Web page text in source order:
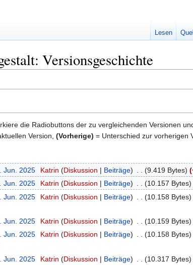
Versionsgeschichte
die Radiobuttons der zu vergleichenden Versionen
Version, (Vorherige) = Unterschied zur vorherigen
Jun. 2025 Katrin Diskussion Beiträge 9.419 Bytes
Jun. 2025 Katrin Diskussion Beiträge 10.157 Bytes
Jun. 2025 Katrin Diskussion Beiträge 10.158 Bytes
Jun. 2025 Katrin Diskussion Beiträge 10.159 Bytes
Jun. 2025 Katrin Diskussion Beiträge 10.158 Bytes
Jun. 2025 Katrin Diskussion Beiträge 10.317 Bytes
Lesen